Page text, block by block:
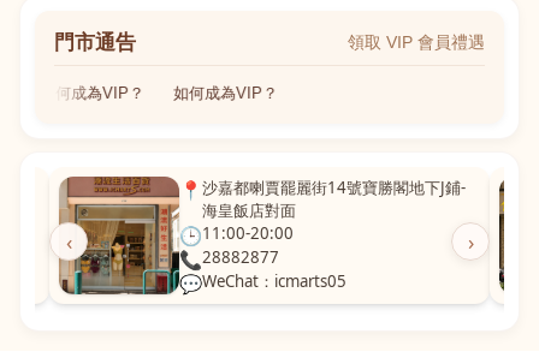
門市通告 領取 VIP 會員禮遇
如何成為VIP？ 如何成為VIP？
‹ ›
📍 沙嘉都喇賈罷麗街14號寶勝閣地下J鋪-
海皇飯店對面
🕒11:00-20:00
📞28882877
💬WeChat：icmarts05